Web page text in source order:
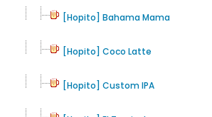
[Hopito] Bahama Mama
[Hopito] Coco Latte
[Hopito] Custom IPA